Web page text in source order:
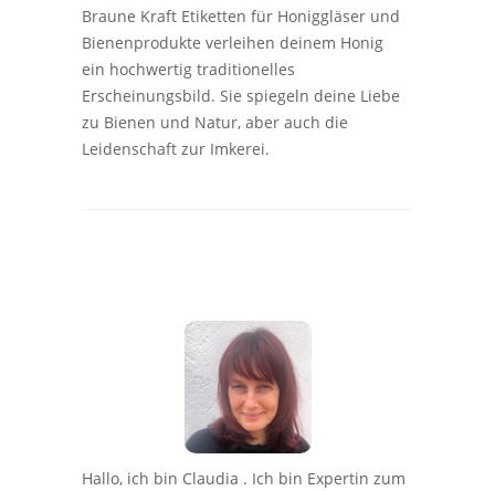
Braune Kraft Etiketten für Honiggläser und
Bienenprodukte verleihen deinem Honig
ein hochwertig traditionelles
Erscheinungsbild. Sie spiegeln deine Liebe
zu Bienen und Natur, aber auch die
Leidenschaft zur Imkerei.
Hallo, ich bin Claudia . Ich bin Expertin zum